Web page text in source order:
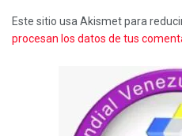
Este sitio usa Akismet para
procesan los datos de tus